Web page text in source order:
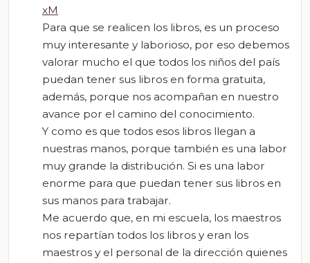
xM
Para que se realicen los libros, es un proceso
muy interesante y laborioso, por eso debemos
valorar mucho el que todos los niños del país
puedan tener sus libros en forma gratuita,
además, porque nos acompañan en nuestro
avance por el camino del conocimiento.
Y como es que todos esos libros llegan a
nuestras manos, porque también es una labor
muy grande la distribución. Si es una labor
enorme para que puedan tener sus libros en
sus manos para trabajar.
Me acuerdo que, en mi escuela, los maestros
nos repartían todos los libros y eran los
maestros y el personal de la dirección quienes